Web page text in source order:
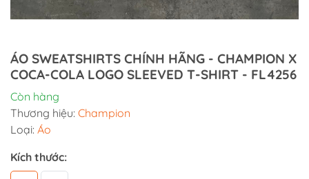
ÁO SWEATSHIRTS CHÍNH HÃNG - CHAMPION X
COCA-COLA LOGO SLEEVED T-SHIRT - FL4256
Còn hàng
Thương hiệu: Champion
Loại: Áo
Kích thước: